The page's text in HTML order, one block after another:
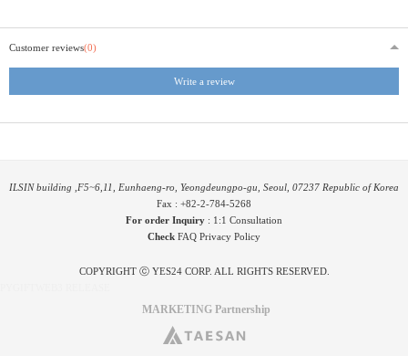
Customer reviews(0)
Write a review
ILSIN building ,F5~6,11, Eunhaeng-ro, Yeongdeungpo-gu, Seoul, 07237 Republic of Korea
Fax : +82-2-784-5268
For order Inquiry : 1:1 Consultation
Check FAQ Privacy Policy
COPYRIGHT ⓒ YES24 CORP. ALL RIGHTS RESERVED.
MARKETING Partnership